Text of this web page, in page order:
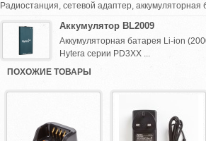
Радиостанция, сетевой адаптер, аккумуляторная
Аккумулятор BL2009
Аккумуляторная батарея Li-ion
Hytera серии PD3XX ...
ПОХОЖИЕ ТОВАРЫ